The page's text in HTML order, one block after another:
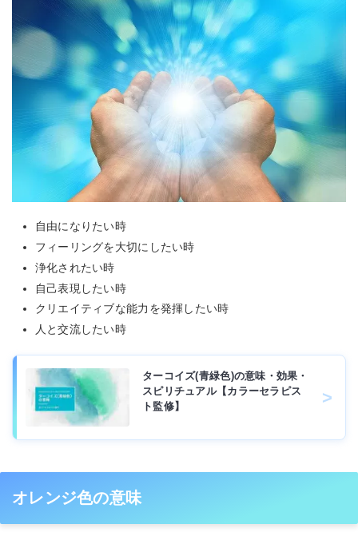
自由になりたい時
フィーリングを大切にしたい時
浄化されたい時
自己表現したい時
クリエイティブな能力を発揮したい時
人と交流したい時
ターコイズ(青緑色)の意味・効果・
スピリチュアル【カラーセラピス
ト監修】
オレンジ色の意味